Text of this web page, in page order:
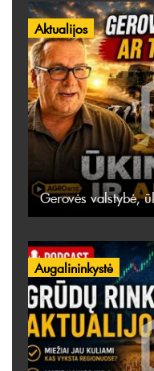
Aktualijos
Gerovės valstybė,
Augalininkystė